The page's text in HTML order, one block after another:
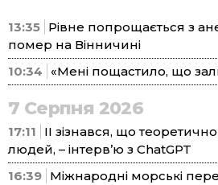
13:35 Рівне попрощається з
помер на Вінничині
10:34
«Мені пощастило, що
7 Серпня 2026
17:11
ІІ зізнався, що
людей, – інтерв’ю з ChatGPT
16:39 Міжнародні морські